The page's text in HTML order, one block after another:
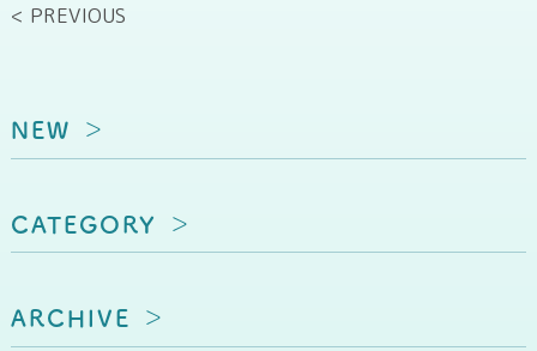
< PREVIOUS
NEW
CATEGORY
ARCHIVE